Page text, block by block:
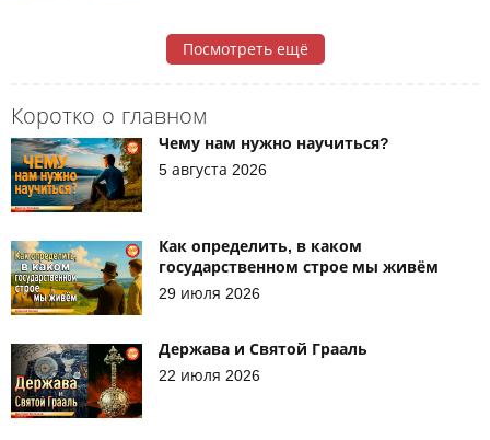
Коротко о главном
Чему нам нужно научиться?
5 августа 2026
Как определить, в каком
государственном строе мы живём
29 июля 2026
Держава и Святой Грааль
22 июля 2026
Посмотреть ещё